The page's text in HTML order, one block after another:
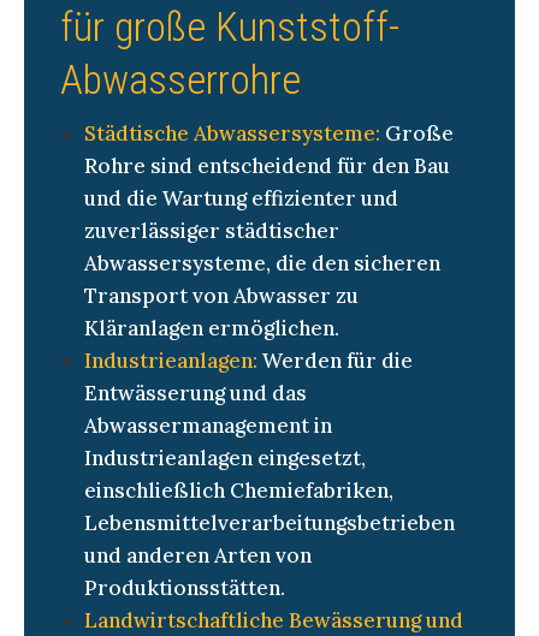
für große Kunststoff-
Abwasserrohre
Städtische Abwassersysteme: Große
Rohre sind entscheidend für den Bau
und die Wartung effizienter und
zuverlässiger städtischer
Abwassersysteme, die den sicheren
Transport von Abwasser zu
Kläranlagen ermöglichen.
Industrieanlagen: Werden für die
Entwässerung und das
Abwassermanagement in
Industrieanlagen eingesetzt,
einschließlich Chemiefabriken,
Lebensmittelverarbeitungsbetrieben
und anderen Arten von
Produktionsstätten.
Landwirtschaftliche Bewässerung und